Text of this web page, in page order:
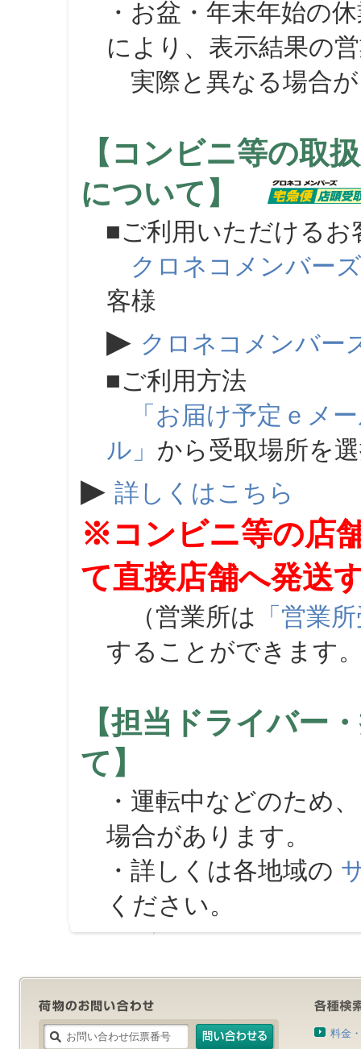
・お盆・年末年始の
により、表示結果の
実際と異なる場合が
【コンビニ等の取
について】
■ご利用いただけるお
クロネコメンバーズ
客様
▶ クロネコメンバー
■ご利用方法
「お届け予定ｅメ
ル」 から受取場所を
▶ 詳しくはこちら
※コンビニ等の店
て直接店舗へ発送
（営業所は 「営業
することができます
【担当ドライバー
て】
・運転中などのため
場合があります。
・詳しくは各地域の
ください。
料金